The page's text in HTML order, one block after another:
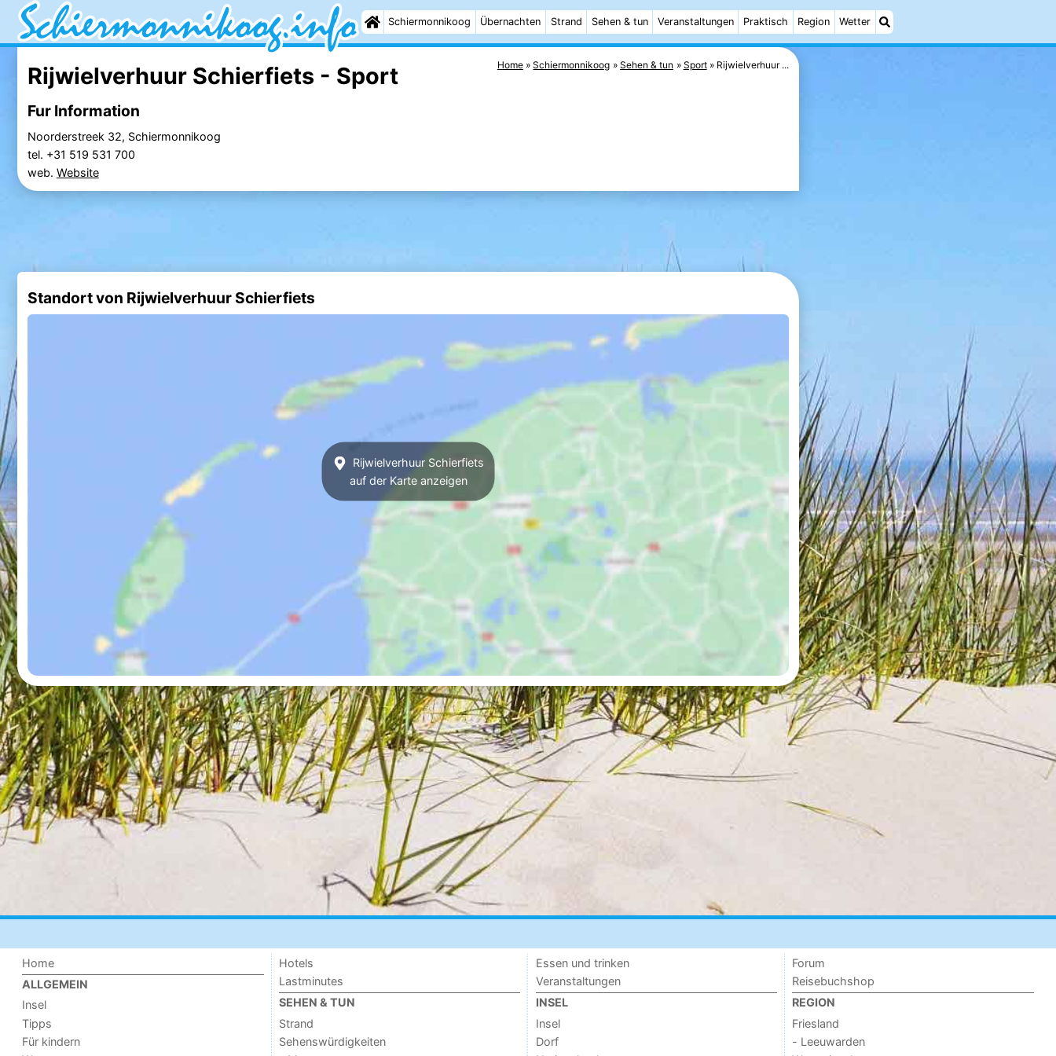
Schiermonnikoog Übernachten Strand Sehen & tun Veranstaltungen Praktisch Region Wetter
Home Schiermonnikoog Sehen & tun Sport Rijwielverhuur ...
Rijwielverhuur Schierfiets - Sport
Fur Information
Noorderstreek 32, Schiermonnikoog
tel. +31 519 531 700
web. Website
Standort von Rijwielverhuur Schierfiets
Rijwielverhuur Schierfiets
auf der Karte anzeigen
Home
ALLGEMEIN
Insel
Tipps
Für kindern
Hotels
Lastminutes
SEHEN & TUN
Strand
Sehenswürdigkeiten
Essen und trinken
Veranstaltungen
INSEL
Insel
Dorf
Forum
Reisebuchshop
REGION
Friesland
- Leeuwarden